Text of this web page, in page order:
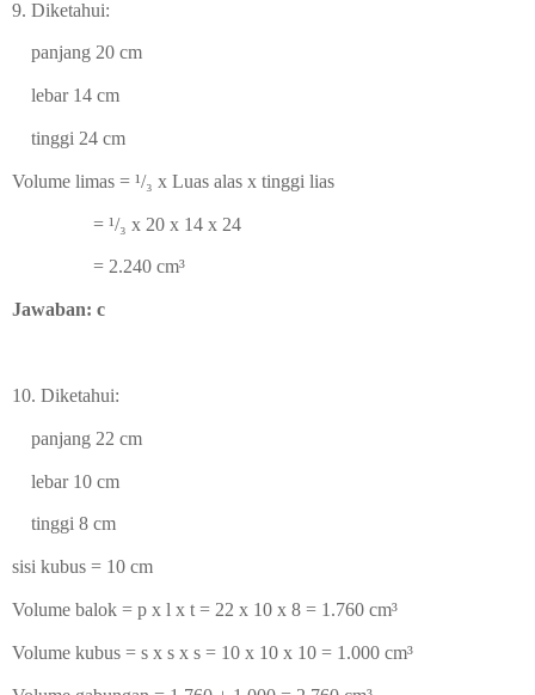
9. Diketahui:
panjang 20 cm
lebar 14 cm
tinggi 24 cm
Volume limas = ¹/₃ x Luas alas x tinggi lias
= ¹/₃ x 20 x 14 x 24
= 2.240 cm³
Jawaban: c
10. Diketahui:
panjang 22 cm
lebar 10 cm
tinggi 8 cm
sisi kubus = 10 cm
Volume balok = p x l x t = 22 x 10 x 8 = 1.760 cm³
Volume kubus = s x s x s = 10 x 10 x 10 = 1.000 cm³